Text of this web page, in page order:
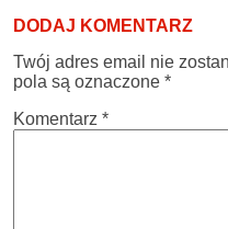
DODAJ KOMENTARZ
Twój adres email nie
pola są oznaczone *
Komentarz *